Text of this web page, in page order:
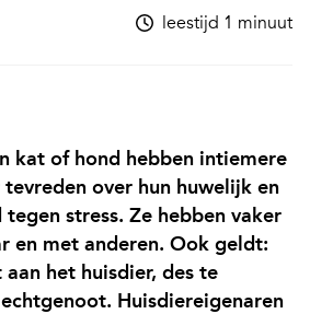
leestijd 1 minuut
kat of hond hebben intiemere
over hun huwelijk en
stress. Ze hebben vaker
en met anderen. Ook geldt:
aan het huisdier, des te
Huisdiereigenaren